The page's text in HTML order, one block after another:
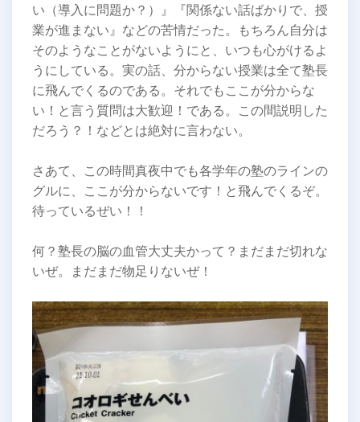
い（導入に問題か？）』『関係ない話ばかりで、授
業が進まない』などの苦情だった。もちろん自分は
そのようなことがないようにと、いつも心がけるよ
うにしている。実の話、分からない授業は全て塾長
に飛んでくるのである。それでもここが分からな
い！と言う質問は大歓迎！である。この間説明した
だろう？！などとは絶対に言わない。
さあて、この時間真夜中でも各学年の塾のラインの
グルに、ここが分からないです！と飛んでくるぞ。
待っているぜい！！
何？塾長の脳の血管大丈夫かって？まだまだ切れな
いぜ。まだまだ物足りないぜ！